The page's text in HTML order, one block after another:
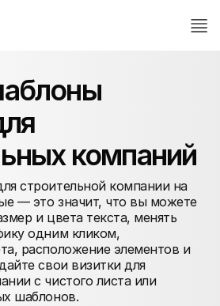
компаний
строительной компании на
— это значит, что вы можете
и цвета текста, менять
одним кликом,
расположение элементов и
свои визитки для
с чистого листа или
шаблонов.